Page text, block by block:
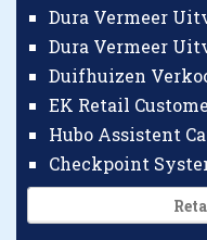
Dura Vermeer
Dura Vermeer
Duifhuizen
EK Retail
Hubo Assistent